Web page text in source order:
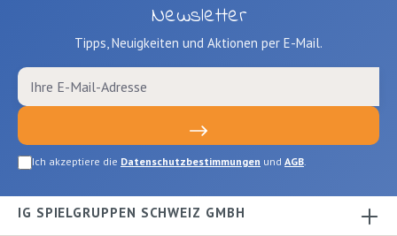
Newsletter
Tipps, Neuigkeiten und Aktionen per E-Mail.
Ich akzeptiere die Datenschutzbestimmungen und AGB.
IG SPIELGRUPPEN SCHWEIZ GMBH